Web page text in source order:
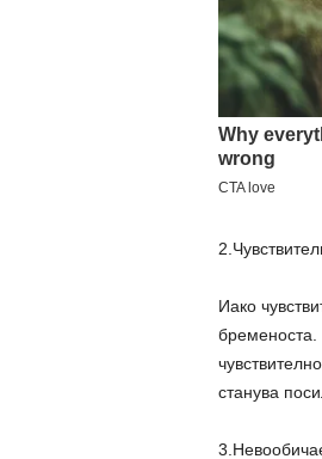
Иако
бременоста.
станува